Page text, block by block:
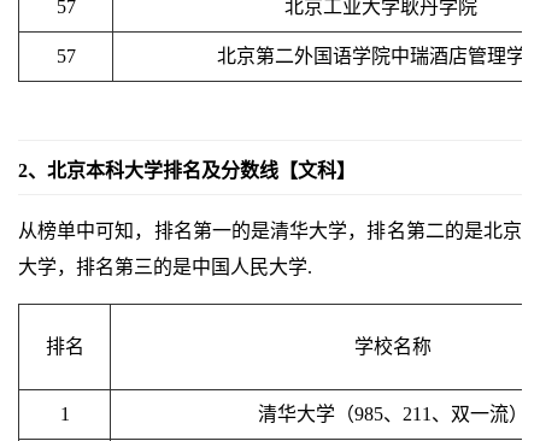
57 北京工业大学耿丹学院
57 北京第二外国语学院中瑞酒店管理学
2、北京本科大学排名及分数线【文科】
从榜单中可知，排名第一的是清华大学，排名第二的是北京
大学，排名第三的是中国人民大学.
排名 学校名称
1 清华大学（985、211、双一流）